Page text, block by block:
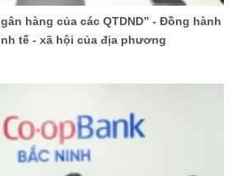
hàng của các QTDND” - Đồng hành
tế - xã hội của địa phương